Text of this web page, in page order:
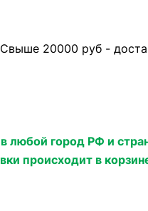
20000 руб -
любой город РФ и
происходит в